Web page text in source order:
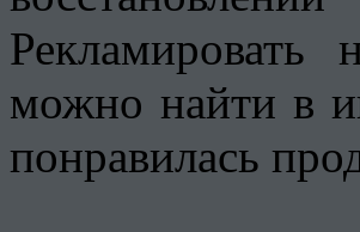
можно найти в
понравилась